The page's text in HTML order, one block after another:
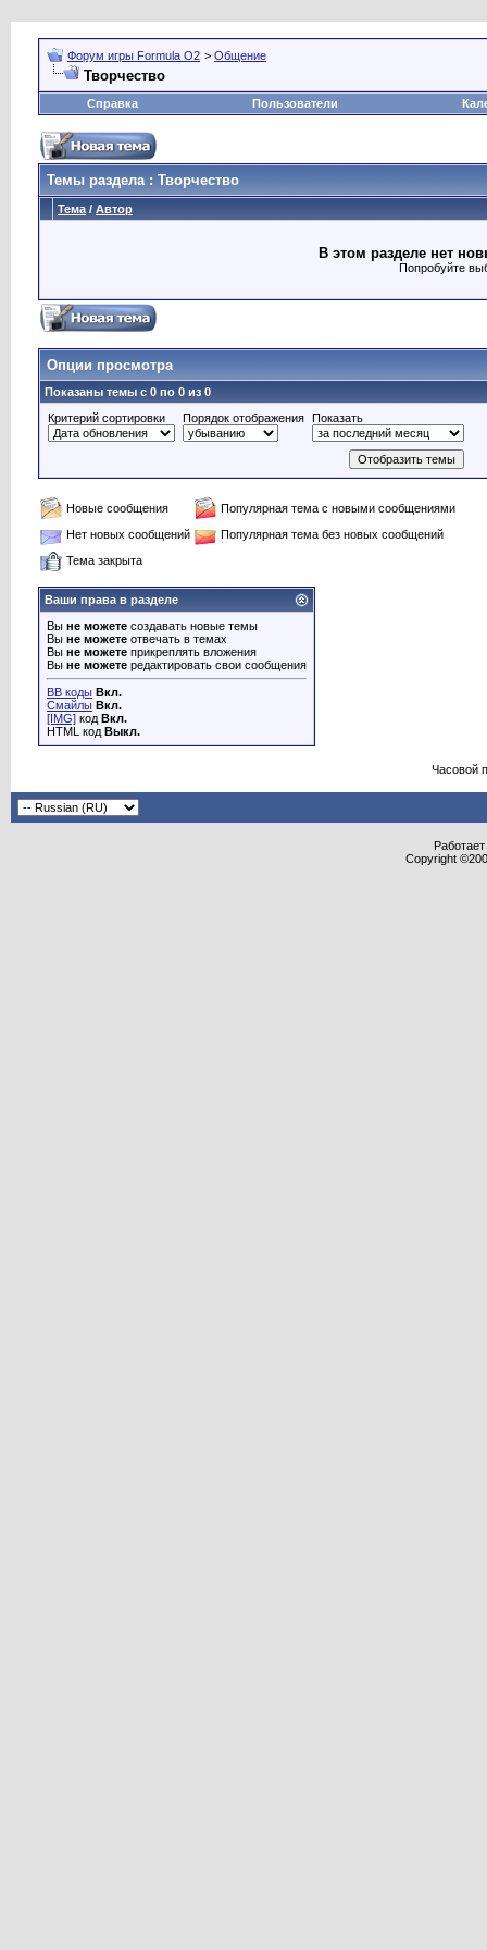
Форум игры Formula O2 > Общение
Творчество
Справка Пользователи
Темы раздела: Творчество
Тема / Автор
В этом разделе нет
Попробуйте
Опции просмотра
Показаны темы с 0 по 0 из 0
Критерий сортировки
Порядок отображения Показать
Новые сообщения
Популярная тема с новыми сообщениями
Нет новых сообщений
Популярная тема без новых сообщений
Тема закрыта
Ваши права в разделе
Вы не можете создавать новые темы
Вы не можете отвечать в темах
Вы не можете прикреплять вложения
Вы не можете редактировать свои сообщения
BB коды Вкл.
Смайлы Вкл.
[IMG] код Вкл.
HTML код Выкл.
Часовой
Copyright